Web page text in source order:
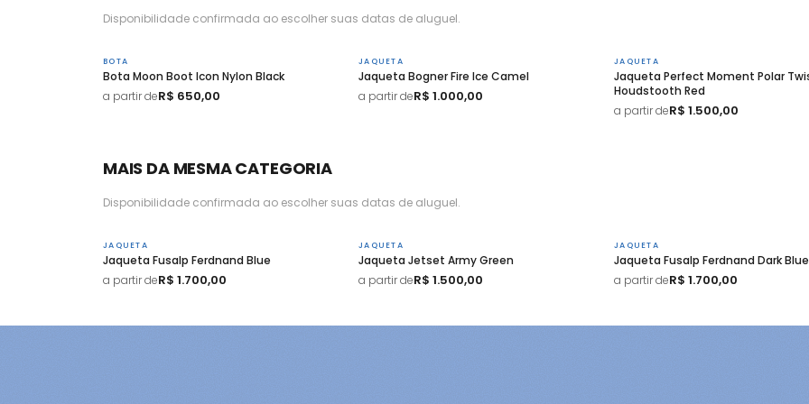
Disponibilidade confirmada ao escolher suas datas de aluguel.
BOTA
Bota Moon Boot Icon Nylon Black
a partir deR$ 650,00
JAQUETA
Jaqueta Bogner Fire Ice Camel
a partir deR$ 1.000,00
JAQUETA
Jaqueta Perfect Moment Polar
Houdstooth Red
a partir deR$ 1.500,00
MAIS DA MESMA CATEGORIA
Disponibilidade confirmada ao escolher suas datas de aluguel.
JAQUETA
Jaqueta Fusalp Ferdnand Blue
a partir deR$ 1.700,00
JAQUETA
Jaqueta Jetset Army Green
a partir deR$ 1.500,00
JAQUETA
Jaqueta Fusalp Ferdnand Dark
a partir deR$ 1.700,00